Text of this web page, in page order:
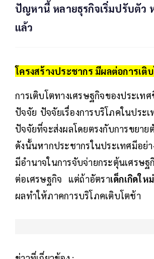
ปัญหานี้ หลายธุรกิจเริ่มปรับตัว
แล้ว
โครงสร้างประชากร มีผลต่อการเติ
การเติบโตทางเศรษฐกิจของประเท
ปัจจัย ปัจจัยเรื่องการบริโภคในประ
ปัจจัยที่จะส่งผลโดยตรงกับการขยาย
ดังนั้นหากประชากรในประเทศมีอย่
มีอำนาจในการจับจ่ายกระตุ้นเศรษ
ต่อเศรษฐกิจ แต่ถ้าอัตราเด็กเกิดให
ผลทำให้ภาคการบริโภคเติบโตช้า